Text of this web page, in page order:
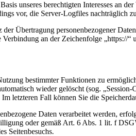
unseres berechtigten Interesses an
vor, die Server-Logfiles
Übertragung personenbezogener
an der Zeichenfolge „https://
bestimmter Funktionen zu
wieder gelöscht (sog.
letzteren Fall können Sie die
Daten verarbeitet werden,
oder gemäß Art. 6 Abs. 1 lit. f
Seitenbesuchs.